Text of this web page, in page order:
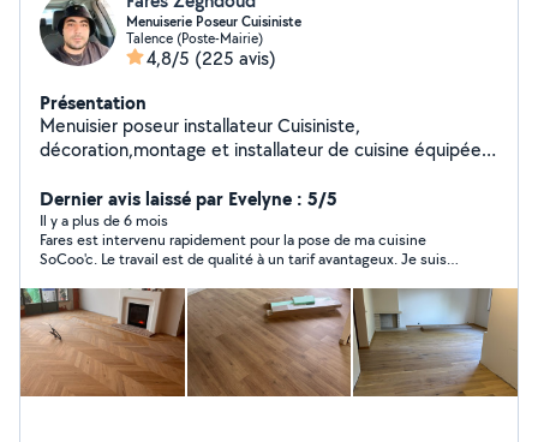
Menuiserie Poseur Cuisiniste
Talence (Poste-Mairie)
4,8/5 (225 avis)
Présentation
Menuisier poseur installateur Cuisiniste,
décoration,montage et installateur de cuisine équipée
prise de mesure - Assemblage et fixation des caissons -
Découpe et pose du plan de travail - Pose de l'évier
plomberie compris - Pose de crédence - Installation de
l'électroménager - Branchement et Installation
électrique. - je fournis un travaillé sérieux, propre,
soigneux et de qualité Cuisine : Ikea, Leroy Merlin, Ixina,
Éco cuisine, Castorama, Cuisinella, Nolte, Conforma,
but, Brico Dépôt MONTAGES INSTALLATION MEUBLES
- Placard, Dressing, Lit, Armoire, bibliothèque,
Dernier avis laissé par Evelyne : 5/5
Il y a plus de 6 mois
Fares est intervenu rapidement pour la pose de ma cuisine
SoCoo'c. Le travail est de qualité à un tarif avantageux. Je suis
lui à l'avenir et je recommande merci !